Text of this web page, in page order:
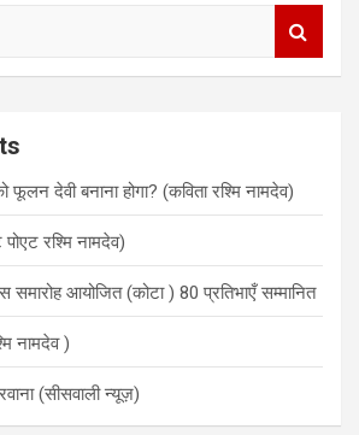
फूलन देवी बनाना होगा? (कविता रश्मि नामदेव)
रश्मि नामदेव)
समारोह आयोजित (कोटा ) 80 प्रतिभाएँ सम्मानित
नामदेव )
(सीसवाली न्यूज़)